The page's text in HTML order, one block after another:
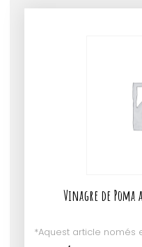
Vinagre de Poma
*Aquest article només